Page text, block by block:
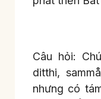
Câu hỏi:
ditthi,
nhưng có